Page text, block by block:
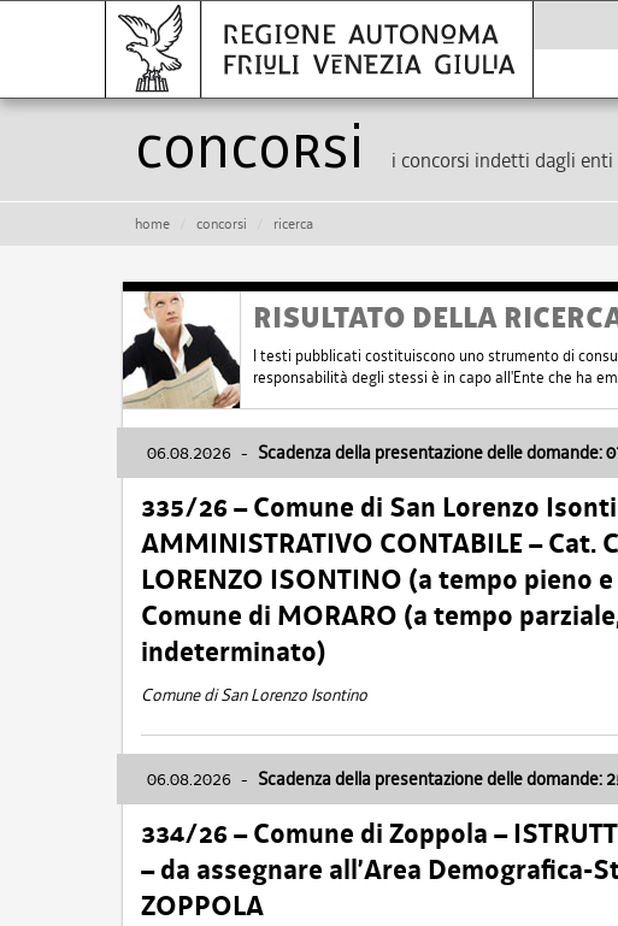
Concorsi i concorsi indetti dagli
home concorsi ricerca
RISULTATO DELLA
I testi pubblicati costituiscono uno strumento di
responsabilità degli stessi è in capo all'Ente che ha
06.08.2026 - Scadenza della presentazione delle domande:
335/26 – Comune di San Lorenzo
AMMINISTRATIVO CONTABILE – Cat.
LORENZO ISONTINO (a tempo pieno
Comune di MORARO (a tempo
indeterminato)
Comune di San Lorenzo Isontino
06.08.2026 - Scadenza della presentazione delle domande:
334/26 – Comune di Zoppola –
– da assegnare all’Area Demografica-
ZOPPOLA